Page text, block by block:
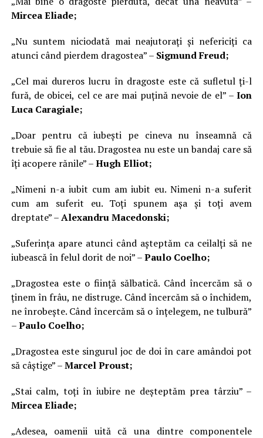
Mircea Eliade;
„Nu suntem niciodată mai neajutorați și nefericiți ca
atunci când pierdem dragostea” – Sigmund Freud;
„Cel mai dureros lucru în dragoste este că sufletul ți-l
fură, de obicei, cel ce are mai puțină nevoie de el” –Ion
Luca Caragiale;
„Doar pentru că iubești pe cineva nu înseamnă că
trebuie să fie al tău. Dragostea nu este un bandaj care să
îți acopere rănile” –Hugh Elliot;
„Nimeni n-a iubit cum am iubit eu. Nimeni n-a suferit
cum am suferit eu. Toți spunem așa și toți avem
dreptate” –Alexandru Macedonski;
„Suferința apare atunci când așteptăm ca ceilalți să ne
iubească în felul dorit de noi” –Paulo Coelho;
„Dragostea este o ființă sălbatică. Când încercăm să o
ținem în frâu, ne distruge. Când încercăm să o închidem,
ne înrobește. Când încercăm să o înțelegem, ne tulbură”
–Paulo Coelho;
„Dragostea este singurul joc de doi în care amândoi pot
să câștige” –Marcel Proust;
„Stai calm, toți în iubire ne deșteptăm prea târziu” –
Mircea Eliade;
„Adesea, oamenii uită că una dintre componentele